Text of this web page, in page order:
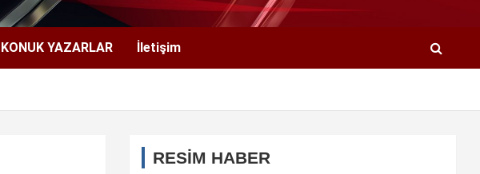
KONUK YAZARLAR İletişim
RESİM HABER